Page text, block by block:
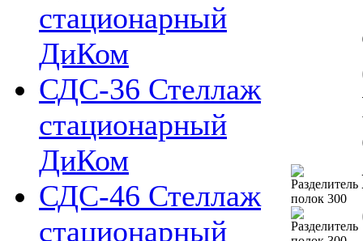
стационарный
ДиКом
СДС-36 Стеллаж
стационарный
ДиКом
СДС-46 Стеллаж
стационарный